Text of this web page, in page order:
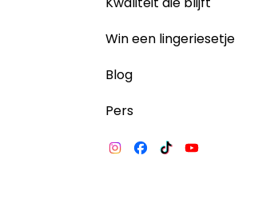
Win een lingeriesetje
Blog
Pers